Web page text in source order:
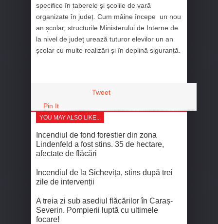
specifice în taberele și școlile de vară
organizate în județ. Cum mâine începe un nou
an școlar, structurile Ministerului de Interne de
la nivel de județ urează tuturor elevilor un an
școlar cu multe realizări și în deplină siguranță.
Tweet
Pin It
YOU MAY ALSO LIKE...
Incendiul de fond forestier din zona
Lindenfeld a fost stins. 35 de hectare,
afectate de flăcări
Incendiul de la Sichevița, stins după trei
zile de intervenții
A treia zi sub asediul flăcărilor în Caraș-
Severin. Pompierii luptă cu ultimele
focare!